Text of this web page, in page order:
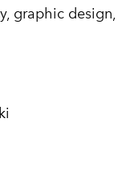
graphic design,